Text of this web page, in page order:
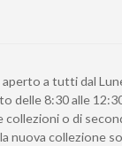
aperto a tutti dal
delle 8:30 alle
o di
nuova collezione